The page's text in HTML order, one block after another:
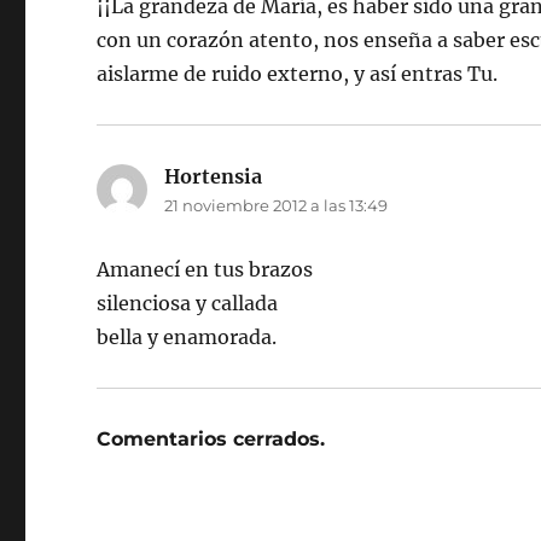
¡¡La grandeza de María, es haber sido una
con un corazón atento, nos enseña a saber
aislarme de ruido externo, y así entras Tu.
Hortensia
21 noviembre 2012 a las 13:49
Amanecí en tus brazos
silenciosa y callada
bella y enamorada.
Comentarios cerrados.